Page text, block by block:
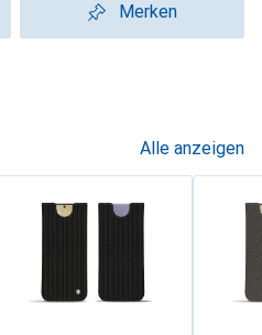
Merken
Alle anzeigen